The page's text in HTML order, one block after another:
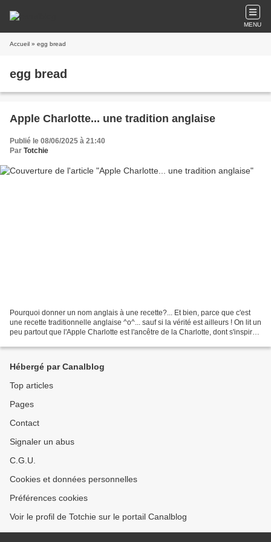
MENU
Accueil » egg bread
egg bread
Apple Charlotte... une tradition anglaise
Publié le 08/06/2025 à 21:40
Par Totchie
Pourquoi donner un nom anglais à une recette?... Et bien, parce que c'est
une recette traditionnelle anglaise ^o^... sauf si la vérité est ailleurs ! On lit un
peu partout que l'Apple Charlotte est l'ancêtre de la Charlotte, dont s'inspira
Hébergé par Canalblog
Top articles
Pages
Contact
Signaler un abus
C.G.U.
Cookies et données personnelles
Préférences cookies
Voir le profil de Totchie sur le portail Canalblog